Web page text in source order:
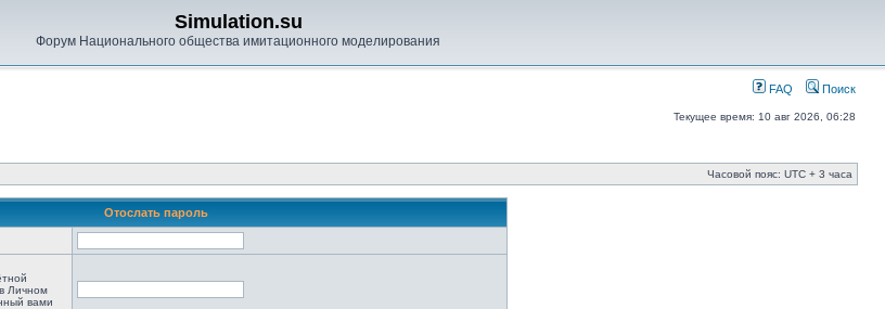
Simulation.su
Форум Национального общества имитационного моделирования
FAQ Поиск
Текущее время: 10 авг 2026, 06:28
Часовой пояс: UTC + 3 часа
Отослать пароль
Личном
вами